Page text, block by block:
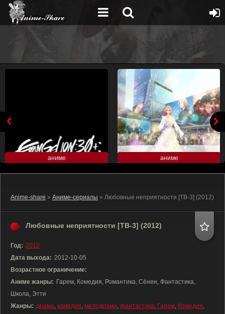
аниме аниме
Anime-share » Аниме-сериалы » Любовные неприятности [ТВ-3] (2012)
Любовные неприятности [ТВ-3] (2012)
Год: 2012
Дата выхода: 2012-10-05
Возрастное ограничение:
Аниме жанры: Гарем, Комедия, Романтика, Сёнен, Фантастика,
Школа, Этти
Жанры: драма, комедия, мелодрама, фантастика, Гарем, Комедия,